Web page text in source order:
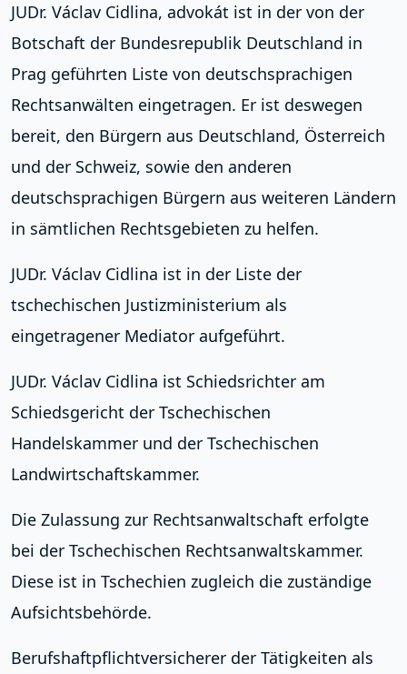
JUDr. Václav Cidlina, advokát ist in der von der
Botschaft der Bundesrepublik Deutschland in
Prag geführten Liste von deutschsprachigen
Rechtsanwälten eingetragen. Er ist deswegen
bereit, den Bürgern aus Deutschland, Österreich
und der Schweiz, sowie den anderen
deutschsprachigen Bürgern aus weiteren Ländern
in sämtlichen Rechtsgebieten zu helfen.
JUDr. Václav Cidlina ist in der Liste der
tschechischen Justizministerium als
eingetragener Mediator aufgeführt.
JUDr. Václav Cidlina ist Schiedsrichter am
Schiedsgericht der Tschechischen
Handelskammer und der Tschechischen
Landwirtschaftskammer.
Die Zulassung zur Rechtsanwaltschaft erfolgte
bei der Tschechischen Rechtsanwaltskammer.
Diese ist in Tschechien zugleich die zuständige
Aufsichtsbehörde.
Berufshaftpflichtversicherer der Tätigkeiten als